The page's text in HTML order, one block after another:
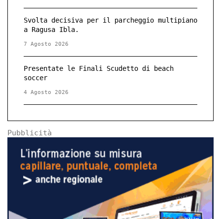
Svolta decisiva per il parcheggio multipiano
a Ragusa Ibla.
7 Agosto 2026
Presentate le Finali Scudetto di beach
soccer
4 Agosto 2026
Pubblicità